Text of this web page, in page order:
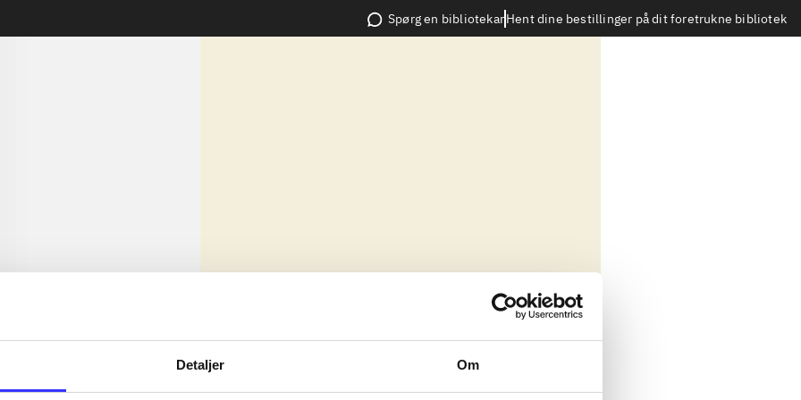
Detaljer Om
Spørg en bibliotekarHent dine bestillinger på dit foretrukne bibliotek
sit amet ...
dolor sit amet ...